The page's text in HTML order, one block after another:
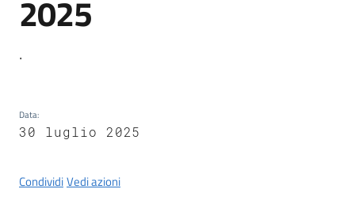
Vivere
Castel
Rio
on-
2025
.
Data:
30 luglio 2025
CondividiVedi azioni